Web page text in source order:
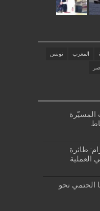
المغرب تونس
المسيّرة
بإن قزام: طائرة
العملية
الحتمي نحو